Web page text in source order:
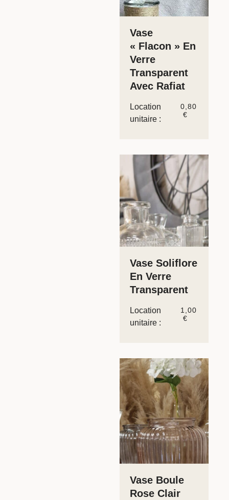
Vase
« Flacon » En
Verre
Transparent
Avec Rafiat
Location
unitaire :
0,80
€
Vase Soliflore
En Verre
Transparent
Location
unitaire :
1,00
€
Vase Boule
Rose Clair